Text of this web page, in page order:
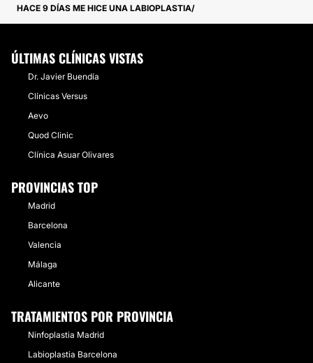
HACE 9 DÍAS ME HICE UNA LABIOPLASTIA
ÚLTIMAS CLÍNICAS VISTAS
Dr. Javier Buendía
Clínicas Versus
Aevo
Quod Clinic
Clínica Asuar Olivares
PROVINCIAS TOP
Madrid
Barcelona
Valencia
Málaga
Alicante
TRATAMIENTOS POR PROVINCIA
Ninfoplastia Madrid
Labioplastia Barcelona